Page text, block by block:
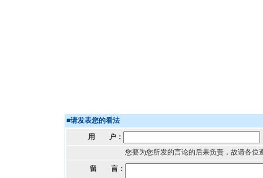
■请发表您的看法
用 户：
您要为您所发的言论的后果负责，故请各位
留 言：